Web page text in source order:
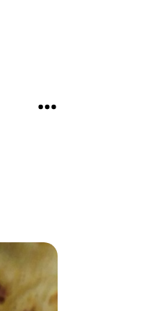
Варенья и соленья